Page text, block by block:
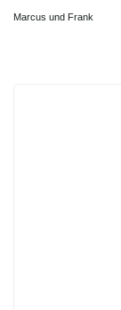
Marcus und Frank